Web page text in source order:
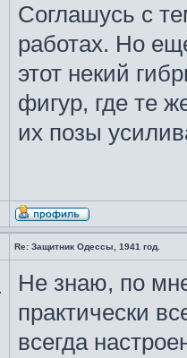
Соглашусь с
работах. Но
этот некий
фигур, где те
их позы
Re: Защитник Одессы, 1941 год.
Не знаю, по
практически
всегда